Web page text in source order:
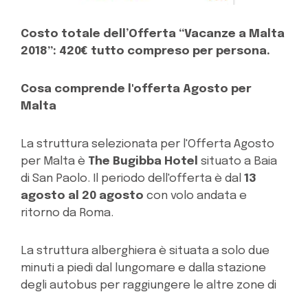
Costo totale dell’Offerta “Vacanze a Malta
2018”: 420€ tutto compreso per persona.
Cosa comprende l'offerta Agosto per
Malta
La struttura selezionata per l'Offerta Agosto
per Malta è The Bugibba Hotel situato a Baia
di San Paolo. Il periodo dell'offerta è dal 13
agosto al 20 agosto con volo andata e
ritorno da Roma.
La struttura alberghiera è situata a solo due
minuti a piedi dal lungomare e dalla stazione
degli autobus per raggiungere le altre zone di